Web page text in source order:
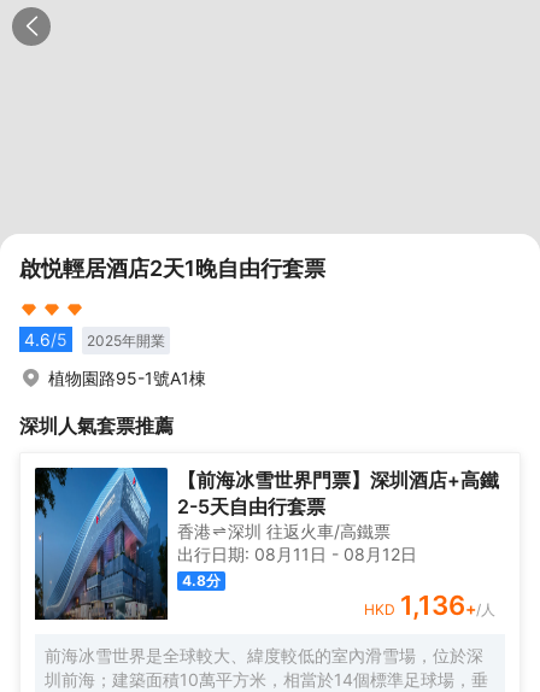
啟悦輕居酒店2天1晚自由行套票
4.6/5 2025年開業
植物園路95-1號A1棟
深圳 人氣套票推薦
【前海冰雪世界門票】深圳酒店+高鐵
2-5天自由行套票
香港 深圳 往返火車/高鐵票
出行日期: 08月11日 - 08月12日
4.8分
HKD 1,136+/人
前海冰雪世界是全球較大、緯度較低的室內滑雪場，位於深
圳前海；建築面積10萬平方米，相當於14個標準足球場，垂